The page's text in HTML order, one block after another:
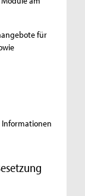
für
Informationen